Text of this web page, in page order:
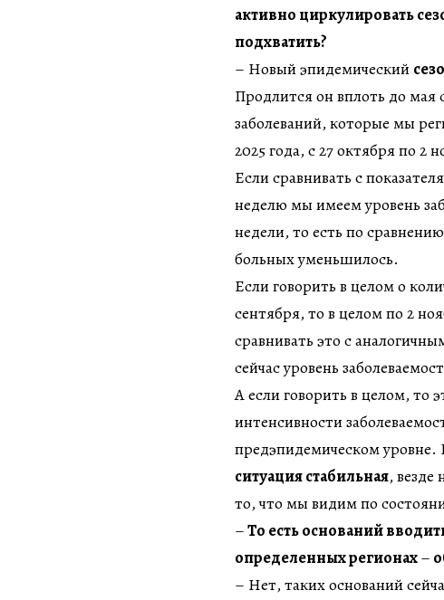
активно циркулировать
подхватить?
– Новый эпидемический
Продлится он вплоть до мая
заболеваний, которые мы
2025 года, с 27 октября по 2
Если сравнивать с
неделю мы имеем уровень
недели, то есть по
больных уменьшилось.
Если говорить в целом о
сентября, то в целом по 2
сравнивать это с
сейчас уровень
А если говорить в целом, то
интенсивности
предэпидемическом уровне.
ситуация стабильная,
то, что мы видим по
–То есть оснований
определенных регионах–
– Нет, таких оснований